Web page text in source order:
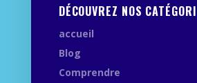
DÉCOUVREZ NOS
accueil
Blog
Comprendre